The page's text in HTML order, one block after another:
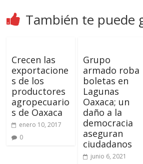
También te puede
Crecen las
exportacione
s de los
productores
agropecuario
s de Oaxaca
enero 10, 2017
0
Grupo
armado roba
boletas en
Lagunas
Oaxaca; un
daño a la
democracia
aseguran
ciudadanos
junio 6, 2021